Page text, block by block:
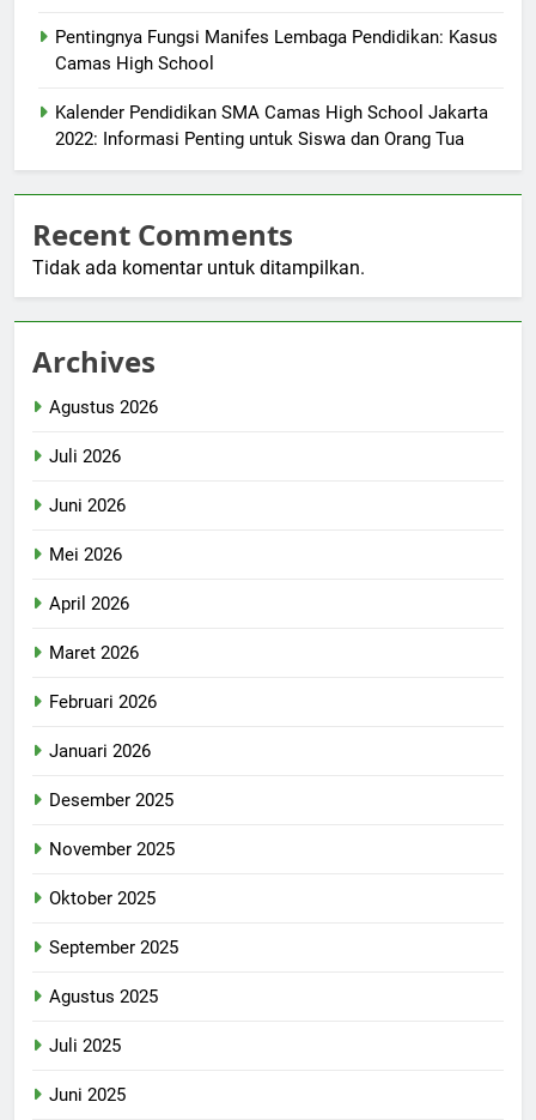
Pentingnya Fungsi Manifes Lembaga Pendidikan: Kasus
Camas High School
Kalender Pendidikan SMA Camas High School Jakarta
2022: Informasi Penting untuk Siswa dan Orang Tua
Recent Comments
Tidak ada komentar untuk ditampilkan.
Archives
Agustus 2026
Juli 2026
Juni 2026
Mei 2026
April 2026
Maret 2026
Februari 2026
Januari 2026
Desember 2025
November 2025
Oktober 2025
September 2025
Agustus 2025
Juli 2025
Juni 2025